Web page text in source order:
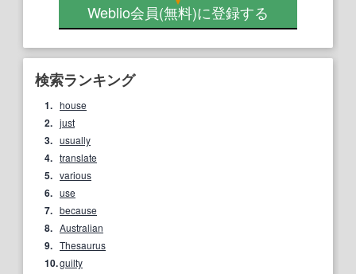
Weblio会員(無料)に登録する
検索ランキング
1. house
2. just
3. usually
4. translate
5. various
6. use
7. because
8. Australian
9. Thesaurus
10.guilty